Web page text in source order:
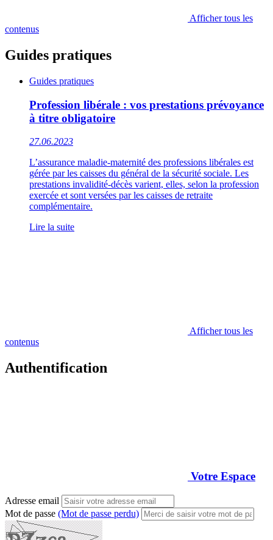
Afficher tous les
contenus
Guides pratiques
Guides pratiques
Profession libérale : vos prestations prévoyance
à titre obligatoire
27.06.2023
L’assurance maladie-maternité des professions libérales est
gérée par les caisses du général de la sécurité sociale. Les
prestations invalidité-décès varient, elles, selon la profession
exercée et sont versées par les caisses de retraite
complémentaire.
Lire la suite
Afficher tous les
contenus
Authentification
Votre Espace
Adresse email
Mot de passe (Mot de passe perdu)